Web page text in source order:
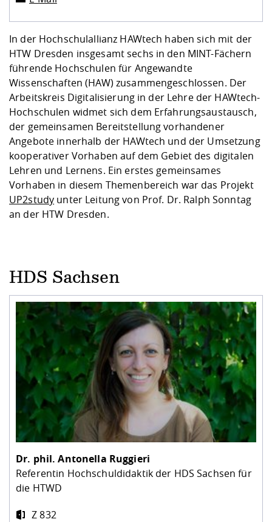
In der Hochschulallianz HAWtech haben sich mit der
HTW Dresden insgesamt sechs in den MINT-Fächern
führende Hochschulen für Angewandte
Wissenschaften (HAW) zusammengeschlossen. Der
Arbeitskreis Digitalisierung in der Lehre der HAWtech-
Hochschulen widmet sich dem Erfahrungsaustausch,
der gemeinsamen Bereitstellung vorhandener
Angebote innerhalb der HAWtech und der Umsetzung
kooperativer Vorhaben auf dem Gebiet des digitalen
Lehren und Lernens. Ein erstes gemeinsames
Vorhaben in diesem Themenbereich war das Projekt
UP2study unter Leitung von Prof. Dr. Ralph Sonntag
an der HTW Dresden.
HDS Sachsen
Dr. phil.Antonella Ruggieri
Referentin Hochschuldidaktik der HDS Sachsen für
die HTWD
Z 832